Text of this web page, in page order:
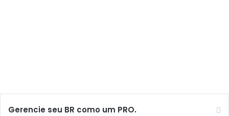
Gerencie seu BR como um PRO.